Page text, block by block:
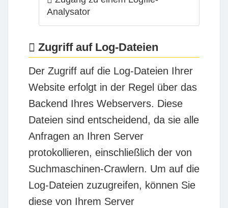
Analysator
Zugriff auf Log-Dateien
Der Zugriff auf die Log-Dateien Ihrer
Website erfolgt in der Regel über das
Backend Ihres Webservers. Diese
Dateien sind entscheidend, da sie alle
Anfragen an Ihren Server
protokollieren, einschließlich der von
Suchmaschinen-Crawlern. Um auf die
Log-Dateien zuzugreifen, können Sie
diese von Ihrem Server